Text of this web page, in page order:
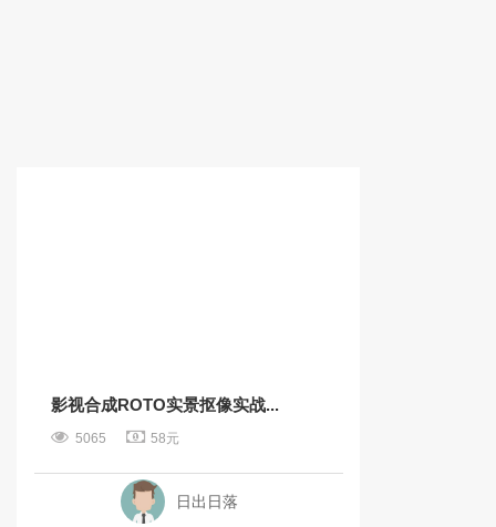
影视合成ROTO实景抠像实战...
5065 58元
日出日落